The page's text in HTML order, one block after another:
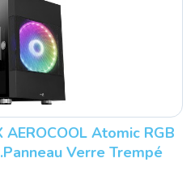
Atomic RGB
Verre Trempé